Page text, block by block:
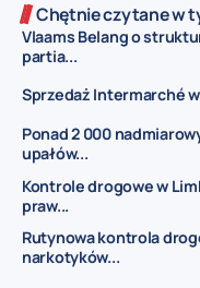
Chętnie czytane w
Vlaams Belang o
partia...
Sprzedaż Intermarché
Ponad 2 000
upałów...
Kontrole drogowe w
praw...
Rutynowa kontrola
narkotyków...